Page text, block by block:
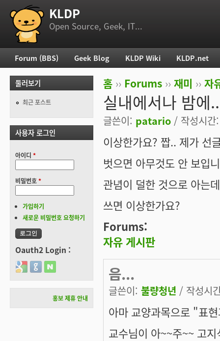
부 메뉴 KLDP
Open Source, Geek, IT...
현재 위치
홈 ›› Forums ›› 재미 ›› 자
실내에서나 밤에
글쓴이: patario / 작성시
이상한가요? 짭.. 제가 선
벗으면 아무것도 안 보입
관념이 덜한 것으로 아는
쓰면 이상한가요?
Forums:
자유 게시판
음...
글쓴이: 불량청년 / 작성시
아마 교양과목으로 "표
교수님이 아~~주~~ 고
주 메뉴
Forum (BBS) Geek Blog KLDP Wiki KLDP.net
둘러보기
최근 포스트
사용자 로그인
아이디 *
비밀번호*
가입하기
새로운 비밀번호 요청하기
Oauth2 Login :
Login with Google
Login with GitHub
Login with Naver
홍보 제휴 안내